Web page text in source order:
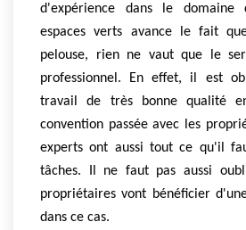
d'expérience dans le domaine
espaces verts avance le fait
pelouse, rien ne vaut que le
professionnel. En effet, il est
travail de très bonne qualité
convention passée avec les
experts ont aussi tout ce qu'il
tâches. Il ne faut pas aussi
propriétaires vont bénéficier
dans ce cas.